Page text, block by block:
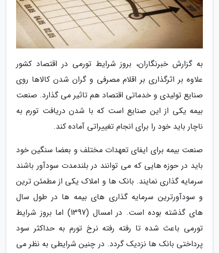
به گزارش خبرنگاران، بروز شرایط تورمی در اقتصاد کشور
علاوه بر اثرگذاری بر اقلام مصرفی و گران شدن کالاها روی
صنایع تولیدی و خدماتی اقتصاد هم تاثیر می گذارد. صنعت
بیمه یکی از این صنایع است که با شدن دریافت تورم به
ناچار باید خود را برای انجام تغییراتی آماده کند.
صنعت بیمه برای ایفای تعهدات مختلف و بعضا سنگین خود
باید در حوزه هایی که می توانند در بلندمدت سودآور باشند
سرمایه گذاری نمایند. بانک ها و املاک یکی از مطمئن ترین
و سودآورترین سرمایه گذاری های بیمه ها در طول سال
های گذشته بوده است. در امسال (1397) اما بروز شرایط
تورمی باعث شده تا رفته رفته نرخ تورم به حداکثر سود
پرداختی بانک ها نزدیک گردد. در چنین شرایطی به نظر می